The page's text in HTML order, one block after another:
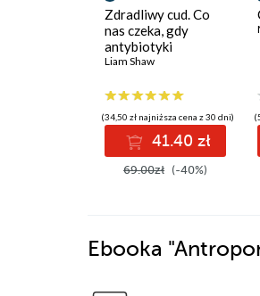
Zdradliwy cud. Co
nas czeka, gdy
antybiotyki
przestaną działać
Liam Shaw
(34,50 zł najniższa cena z 30 dni)
41.40 zł
69.00zł (-40%)
Ebooka